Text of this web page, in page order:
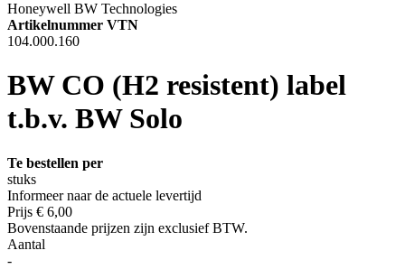
Honeywell BW Technologies
Artikelnummer VTN
104.000.160
BW CO (H2 resistent) label
t.b.v. BW Solo
Te bestellen per
stuks
Informeer naar de actuele levertijd
Prijs € 6,00
Bovenstaande prijzen zijn exclusief BTW.
Aantal
-